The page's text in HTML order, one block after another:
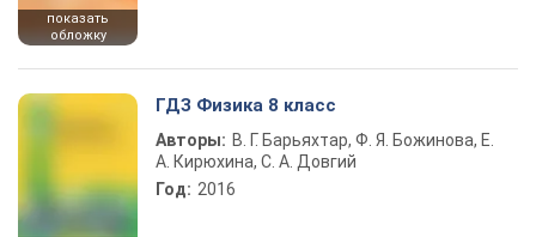
показать
обложку
ГДЗ Физика 8 класс
Авторы: В. Г. Барьяхтар, Ф. Я. Божинова, Е.
А. Кирюхина, С. А. Довгий
Год: 2016